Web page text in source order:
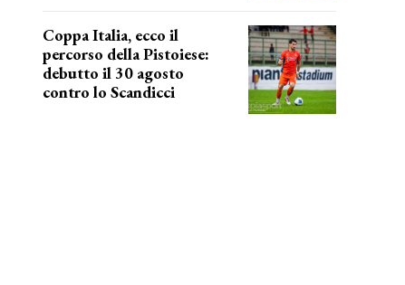
Coppa Italia, ecco il
percorso della Pistoiese:
debutto il 30 agosto
contro lo Scandicci